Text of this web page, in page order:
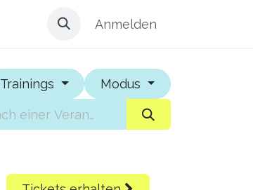
Anmelden
Trainings Modus